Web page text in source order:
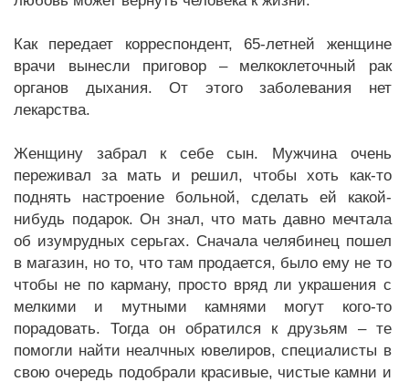
Как передает корреспондент, 65-летней женщине
врачи вынесли приговор – мелкоклеточный рак
органов дыхания. От этого заболевания нет
лекарства.
Женщину забрал к себе сын. Мужчина очень
переживал за мать и решил, чтобы хоть как-то
поднять настроение больной, сделать ей какой-
нибудь подарок. Он знал, что мать давно мечтала
об изумрудных серьгах. Сначала челябинец пошел
в магазин, но то, что там продается, было ему не то
чтобы не по карману, просто вряд ли украшения с
мелкими и мутными камнями могут кого-то
порадовать. Тогда он обратился к друзьям – те
помогли найти неалчных ювелиров, специалисты в
свою очередь подобрали красивые, чистые камни и